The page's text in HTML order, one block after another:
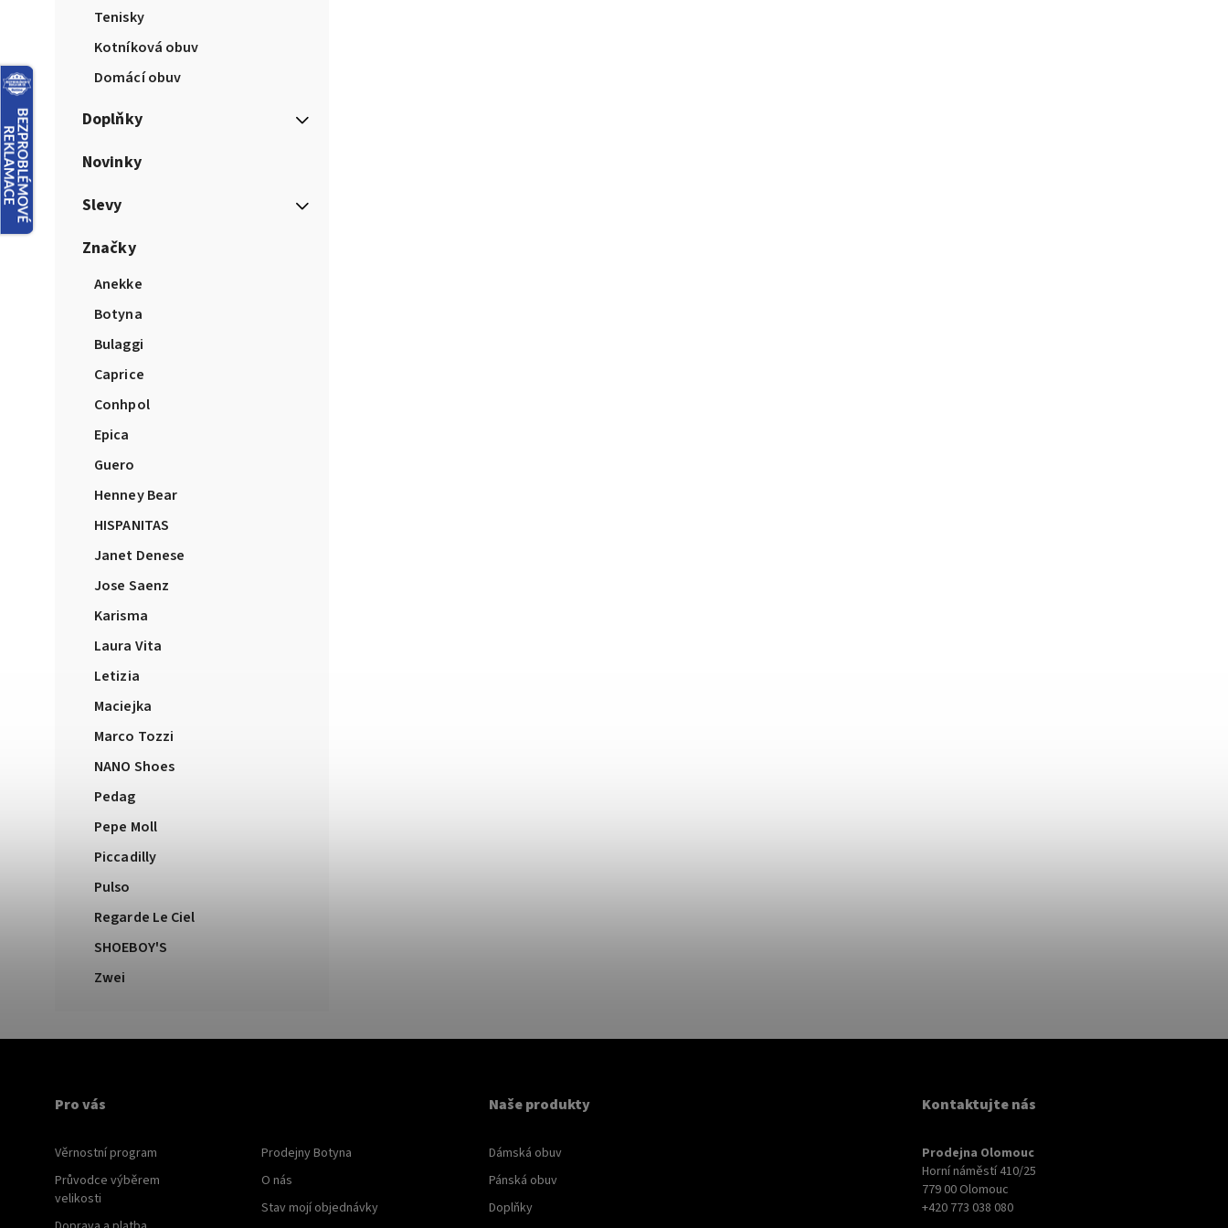
Tenisky
Kotníková obuv
Domácí obuv
Doplňky
Novinky
Slevy
Značky
Anekke
Botyna
Bulaggi
Caprice
Conhpol
Epica
Guero
Henney Bear
HISPANITAS
Janet Denese
Jose Saenz
Karisma
Laura Vita
Letizia
Maciejka
Marco Tozzi
NANO Shoes
Pedag
Pepe Moll
Piccadilly
Pulso
Regarde Le Ciel
SHOEBOY'S
Zwei
Pro vás
Věrnostní program
Průvodce výběrem
velikosti
Prodejny Botyna
O nás
Stav mojí objednávky
Naše produkty
Dámská obuv
Pánská obuv
Doplňky
Kontaktujte nás
Prodejna Olomouc
Horní náměstí 410/25
779 00 Olomouc
+420 773 038 080